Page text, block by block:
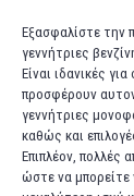
Εξασφαλίστε την
γεννήτριες
Είναι ιδανικές
προσφέρουν
γεννήτριες
καθώς και
Επιπλέον, πολλές
ώστε να μπορείτε